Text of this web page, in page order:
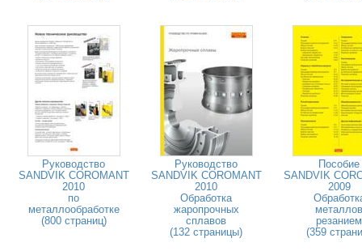
Руководство
SANDVIK COROMANT
2010
по
металлообработке
(800 страниц)
Руководство
SANDVIK COROMANT
2010
Обработка
жаропрочных
сплавов
(132 страницы)
Пособие
SANDVIK
2009
металлов
резанием
(359